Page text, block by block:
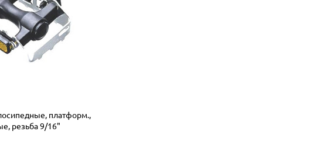
платформ.,
резьба 9/16"